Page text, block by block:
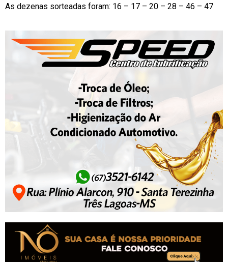
As dezenas sorteadas foram: 16 – 17 – 20 – 28 – 46 – 47